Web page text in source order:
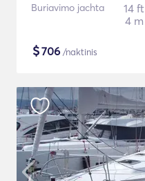
Buriavimo jachta
14 ft
4 m
$706 /naktinis